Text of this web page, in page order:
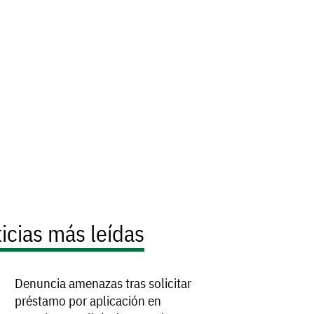
más leídas
Denuncia amenazas tras solicitar
préstamo por aplicación en